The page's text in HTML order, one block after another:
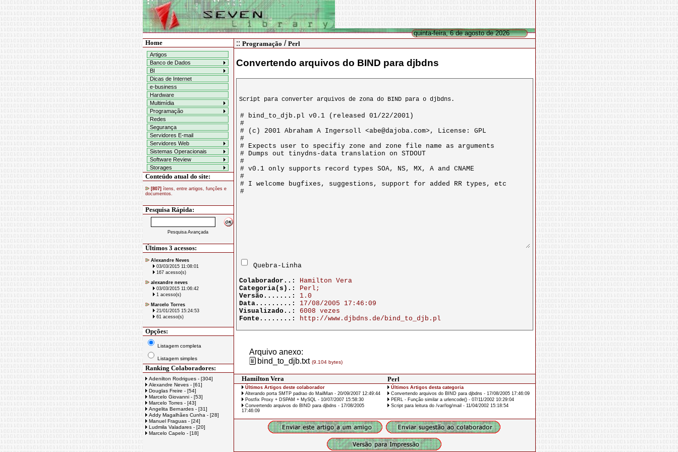
quinta-feira, 6 de agosto de 2026
Home
Artigos
Banco de Dados
BI
Dicas de Internet
e-business
Hardware
Multimídia
Programação
Redes
Segurança
Servidores E-mail
Servidores Web
Sistemas Operacionais
Software Review
Storages
Conteúdo atual do site:
[807] ítens, entre artigos, funções e
documentos.
Pesquisa Rápida:
Pesquisa Avançada
Últimos 3 acessos:
Alexandre Neves
03/03/2015 11:08:01
167 acesso(s)
alexandre neves
03/03/2015 11:06:42
1 acesso(s)
Marcelo Torres
21/01/2015 15:24:53
61 acesso(s)
Opções:
Listagem completa
Listagem simples
Ranking Colaboradores:
Adenilton Rodrigues - [304]
Alexandre Neves - [61]
Douglas Freire - [54]
Marcelo Giovanni - [53]
Marcelo Torres - [43]
Angelita Bernardes - [31]
Addy Magalhães Cunha - [28]
Manuel Fraguas - [24]
Ludmila Valadares - [20]
Marcelo Capelo - [18]
:: Programação / Perl
Convertendo arquivos do BIND para djbdns
Script para converter arquivos de zona do BIND para o djbdns.
Quebra-Linha
Colaborador..: Hamilton Vera
Categoria(s).: Perl;
Versão.......: 1.0
Data.........: 17/08/2005 17:46:09
Visualizado..: 6008 vezes
Fonte........: http://www.djbdns.de/bind_to_djb.pl
Arquivo anexo:
bind_to_djb.txt (9.104 bytes)
Hamilton Vera Perl
Últimos Artigos deste colaborador
Alterando porta SMTP padrao do MailMan - 20/09/2007 12:49:44
Postfix Proxy + DSPAM + MySQL - 10/07/2007 15:58:30
Convertendo arquivos do BIND para djbdns - 17/08/2005
17:46:09
Últimos Artigos desta categoria
Convertendo arquivos do BIND para djbdns - 17/08/2005 17:46:09
PERL - Função similar a urlencode() - 07/11/2002 10:29:04
Script para leitura do /var/log/mail - 11/04/2002 15:18:54